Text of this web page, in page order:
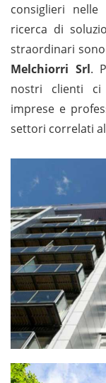
consiglieri
ricerca di
straordinari
Melchiorri Srl.
nostri clienti ci
imprese e
settori correlati